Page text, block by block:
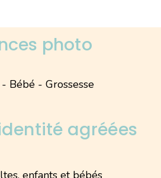
photo
Bébé - Grossesse
agréées